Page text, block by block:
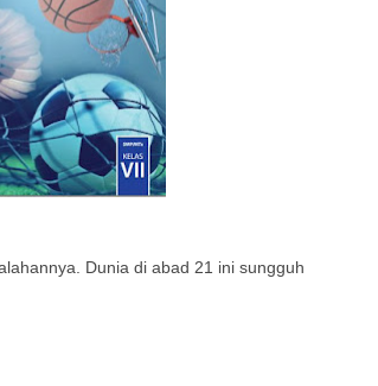
Dunia di abad 21 ini sungguh